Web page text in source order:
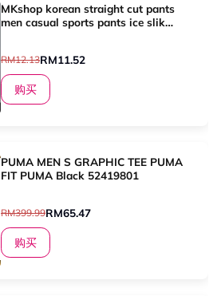
MKshop korean straight cut pants
men casual sports pants ice slik
RM12.13RM11.52
购买
PUMA MEN S GRAPHIC TEE PUMA
FIT PUMA Black 52419801
RM399.99RM65.47
购买